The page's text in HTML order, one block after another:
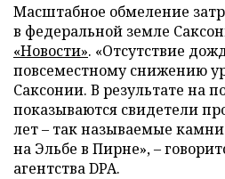
Масштабное обмеление
в федеральной земле
«Новости». «Отсутствие
повсеместному снижению
Саксонии. В результате на
показываются свидетели
лет – так называемые
на Эльбе в Пирне», –
агентства DPA.